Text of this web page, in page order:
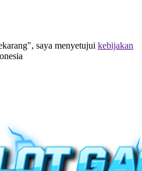
saya menyetujui kebijakan